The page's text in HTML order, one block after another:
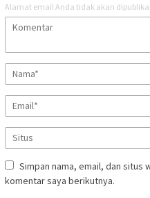
Alamat email Anda tidak akan
Simpan nama, email, dan situs
komentar saya berikutnya.